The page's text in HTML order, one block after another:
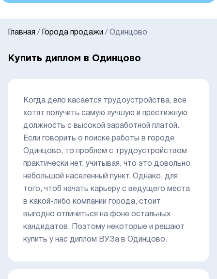
Главная / Города продажи / Одинцово
Купить диплом в Одинцово
Когда дело касается трудоустройства, все
хотят получить самую лучшую и престижную
должность с высокой заработной платой.
Если говорить о поиске работы в городе
Одинцово, то проблем с трудоустройством
практически нет, учитывая, что это довольно
небольшой населенный пункт. Однако, для
того, чтоб начать карьеру с ведущего места
в какой-либо компании города, стоит
выгодно отличиться на фоне остальных
кандидатов. Поэтому некоторые и решают
купить у нас диплом ВУЗа в Одинцово.